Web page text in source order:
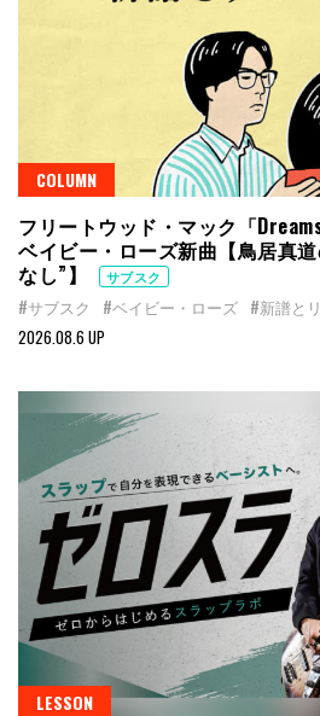
COLUMN
フリートウッド・マック「
ベイビー・ローズ新曲【鳥居真
なし”】
サブスク
#サブスク #ベイビー・ローズ #新譜と
2026.08.6 UP
LESSON